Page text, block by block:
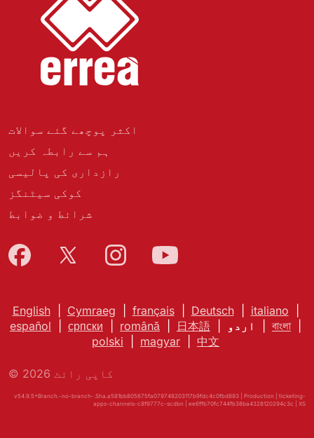
اکثر پوچھے گئے سوالات
ہم سے رابطہ کریں
رازداری کی پالیسی
کوکی سیٹنگز
شرائط و ضوابط
English| Cymraeg français| Deutsch| italiano
español
српски română 日本語 اردو বাংলা|
polski
magyar 中文
© کاپی رائٹ 2026
v54.9.5+Branch.-no-branch-.Sha.a581bb805675fa079748203117b9fdc4c0fbd893 | Production | ticketing-
apps-channels-c8f9777c-scdbn | ee6ffb70fc744fb38ba4328120294c3c | XS